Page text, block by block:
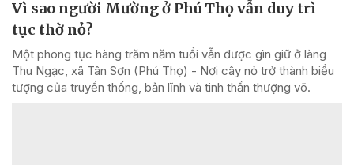
Vì sao người Mường ở Phú Thọ vẫn duy trì
tục thờ nỏ?
Một phong tục hàng trăm năm tuổi vẫn được gìn giữ ở làng
Thu Ngạc, xã Tân Sơn (Phú Thọ) - Nơi cây nỏ trở thành biểu
tượng của truyền thống, bản lĩnh và tinh thần thượng võ.